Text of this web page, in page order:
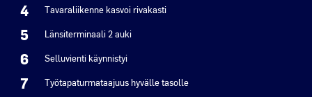
4 Tavaraliikenne kasvoi rivakasti
5 Länsiterminaali 2 auki
6 Selluvienti käynnistyi
7 Työtapaturmataajuus hyvälle tasolle